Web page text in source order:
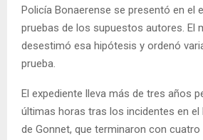
Policía Bonaerense se presentó en el
pruebas de los supuestos autores. El
desestimó esa hipótesis y ordenó
prueba.
El expediente lleva más de tres años
últimas horas tras los incidentes en el
de Gonnet, que terminaron con